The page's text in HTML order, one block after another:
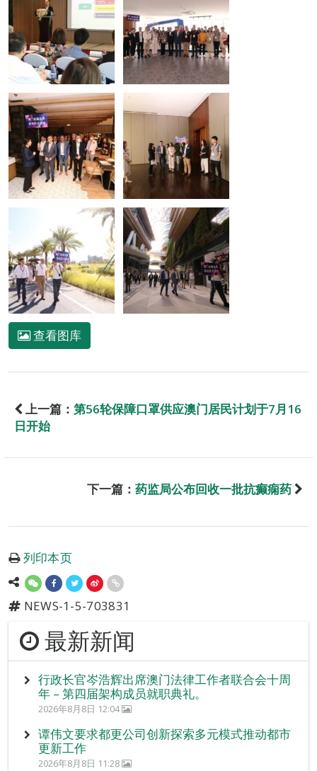
查看图库
上一篇： 第56轮保障口罩供应澳门居民计划于7月16
日开始
下一篇： 药监局公布回收一批抗癫痫药
列印本页
NEWS-1-5-703831
最新新闻
行政长官岑浩辉出席澳门法律工作者联合会十周
年 – 第四届架构成员就职典礼。
2026年8月8日 12:04
谭伟文要求都更公司创新探索多元模式推动都市
更新工作
2026年8月8日 11:28